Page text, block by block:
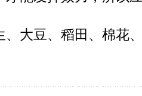
、大豆、稻田、棉花